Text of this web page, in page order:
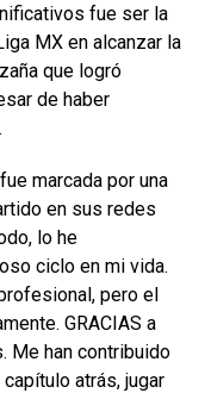
fue ser la
MX en alcanzar la
que logró
de haber
marcada por una
en sus redes
lo he
ciclo en mi vida.
pero el
GRACIAS a
Me han contribuido
atrás, jugar